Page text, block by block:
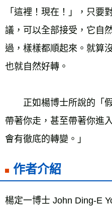
「這裡！現在！」，只要
議，可以全部接受，它自
過，樣樣都順起來。就算
也就自然好轉。
正如楊博士所說的「假
帶著你走，甚至帶著你進
會有徹底的轉變。」
作者介紹
楊定一博士 John Ding-E